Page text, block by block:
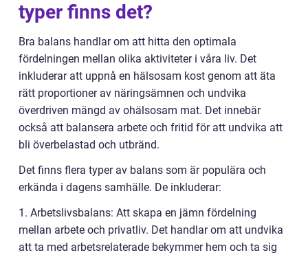
typer finns det?
Bra balans handlar om att hitta den optimala
fördelningen mellan olika aktiviteter i våra liv. Det
inkluderar att uppnå en hälsosam kost genom att äta
rätt proportioner av näringsämnen och undvika
överdriven mängd av ohälsosam mat. Det innebär
också att balansera arbete och fritid för att undvika att
bli överbelastad och utbränd.
Det finns flera typer av balans som är populära och
erkända i dagens samhälle. De inkluderar:
1. Arbetslivsbalans: Att skapa en jämn fördelning
mellan arbete och privatliv. Det handlar om att undvika
att ta med arbetsrelaterade bekymmer hem och ta sig